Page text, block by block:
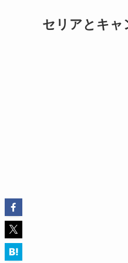
セリアとキャ